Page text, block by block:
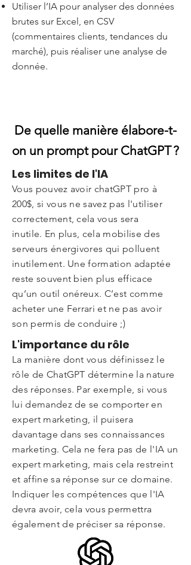
Utiliser l’IA pour analyser des données
brutes sur Excel, en CSV
(commentaires clients, tendances du
marché), puis réaliser une analyse de
donnée.
De quelle manière élabore-t-
on un prompt pour ChatGPT ?
Les limites de l'IA
Vous pouvez avoir chatGPT pro à
200$, si vous ne savez pas l'utiliser
correctement, cela vous sera
inutile. En plus, cela mobilise des
serveurs énergivores qui polluent
inutilement. Une formation adaptée
reste souvent bien plus efficace
qu’un outil onéreux. C’est comme
acheter une Ferrari et ne pas avoir
son permis de conduire ;)
L'importance du rôle
La manière dont vous définissez le
rôle de ChatGPT détermine la nature
des réponses. Par exemple, si vous
lui demandez de se comporter en
expert marketing, il puisera
davantage dans ses connaissances
marketing. Cela ne fera pas de l'IA un
expert marketing, mais cela restreint
et affine sa réponse sur ce domaine.
Indiquer les compétences que l'IA
devra avoir, cela vous permettra
également de préciser sa réponse.